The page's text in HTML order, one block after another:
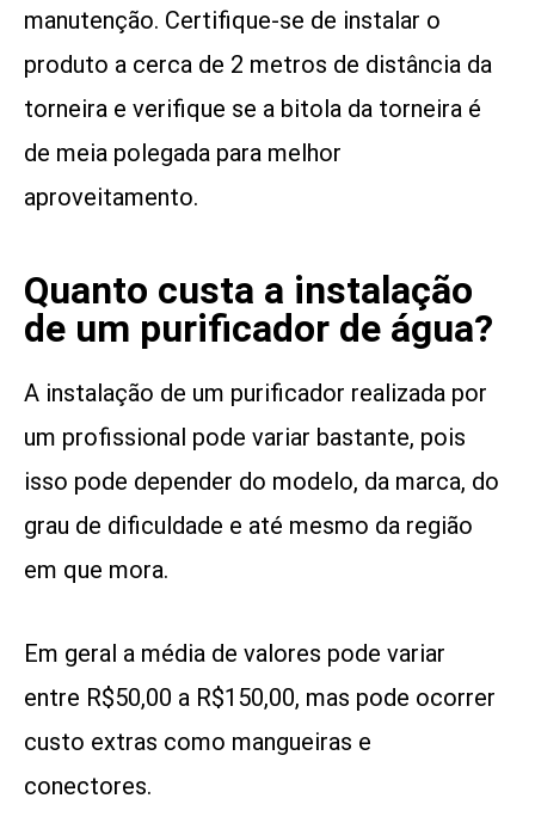
manutenção. Certifique-se de instalar o
produto a cerca de 2 metros de distância da
torneira e verifique se a bitola da torneira é
de meia polegada para melhor
aproveitamento.
Quanto custa a instalação
de um purificador de água?
A instalação de um purificador realizada por
um profissional pode variar bastante, pois
isso pode depender do modelo, da marca, do
grau de dificuldade e até mesmo da região
em que mora.
Em geral a média de valores pode variar
entre R$50,00 a R$150,00, mas pode ocorrer
custo extras como mangueiras e
conectores.